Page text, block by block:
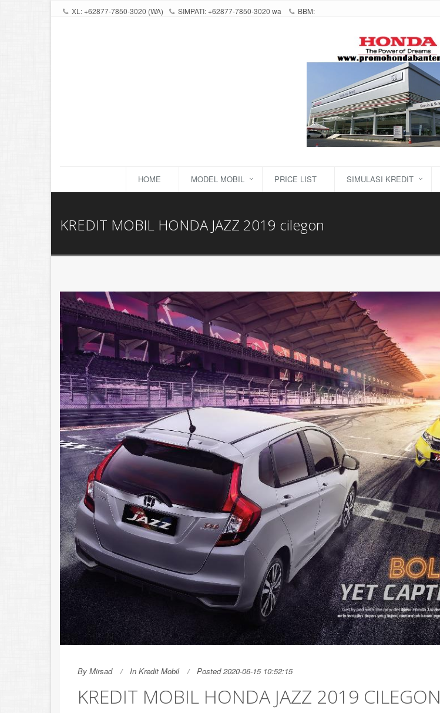
XL: +62877-7850-3020 (WA) SIMPATI: +62877-7850-3020 wa BBM:
HOME MODEL MOBIL PRICE LIST SIMULASI KREDIT
KREDIT MOBIL HONDA JAZZ 2019 cilegon
By Mirsad In Kredit Mobil Posted 2020-06-15 10:52:15
KREDIT MOBIL HONDA JAZZ 2019 CILEGON